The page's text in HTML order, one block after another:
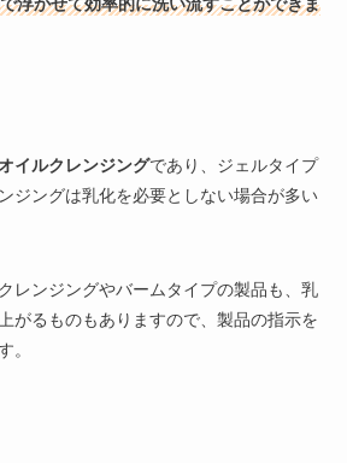
浮かせて効率的に洗い流すことができま
イルクレンジングであり、ジェルタイプ
ジングは乳化を必要としない場合が多い
レンジングやバームタイプの製品も、乳
がるものもありますので、製品の指示を
。